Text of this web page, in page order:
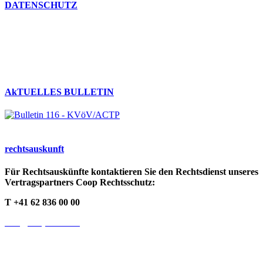
DATENSCHUTZ
AkTUELLES BULLETIN
rechts­auskunft
Für Rechtsauskünfte kontaktieren Sie den Rechtsdienst unseres
Vertragspartners Coop Rechtsschutz:
T +41 62 836 00 00